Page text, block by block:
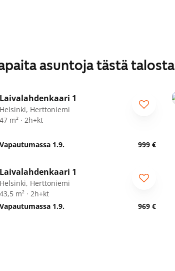
asuntoja tästä talosta
Laivalahdenkaari 1
Helsinki, Herttoniemi
47 m² · 2h+kt
Vapautumassa 1.9. 999 €
Laivalahdenkaari 1
Helsinki, Herttoniemi
43,5 m² · 2h+kt
Vapautumassa 1.9.
969 €